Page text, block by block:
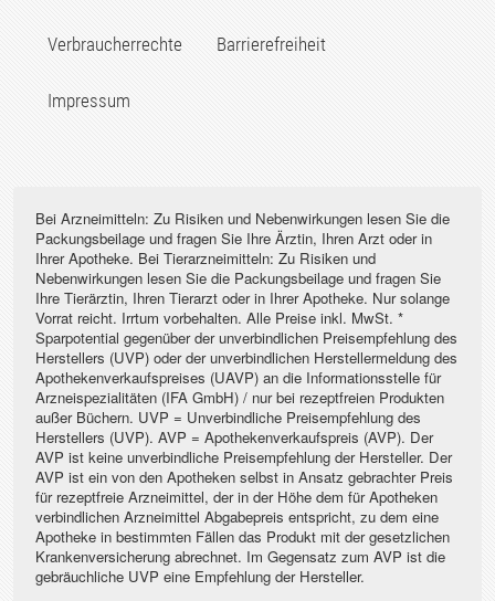
Verbraucherrechte Barrierefreiheit
Impressum
Bei Arzneimitteln: Zu Risiken und Nebenwirkungen lesen Sie die
Packungsbeilage und fragen Sie Ihre Ärztin, Ihren Arzt oder in
Ihrer Apotheke. Bei Tierarzneimitteln: Zu Risiken und
Nebenwirkungen lesen Sie die Packungsbeilage und fragen Sie
Ihre Tierärztin, Ihren Tierarzt oder in Ihrer Apotheke. Nur solange
Vorrat reicht. Irrtum vorbehalten. Alle Preise inkl. MwSt. *
Sparpotential gegenüber der unverbindlichen Preisempfehlung des
Herstellers (UVP) oder der unverbindlichen Herstellermeldung des
Apothekenverkaufspreises (UAVP) an die Informationsstelle für
Arzneispezialitäten (IFA GmbH) / nur bei rezeptfreien Produkten
außer Büchern. UVP = Unverbindliche Preisempfehlung des
Herstellers (UVP). AVP = Apothekenverkaufspreis (AVP). Der
AVP ist keine unverbindliche Preisempfehlung der Hersteller. Der
AVP ist ein von den Apotheken selbst in Ansatz gebrachter Preis
für rezeptfreie Arzneimittel, der in der Höhe dem für Apotheken
verbindlichen Arzneimittel Abgabepreis entspricht, zu dem eine
Apotheke in bestimmten Fällen das Produkt mit der gesetzlichen
Krankenversicherung abrechnet. Im Gegensatz zum AVP ist die
gebräuchliche UVP eine Empfehlung der Hersteller.